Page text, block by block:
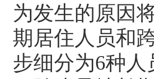
为发生的原因
期居住人员和
步细分为6种人